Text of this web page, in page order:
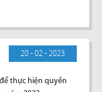
20 - 02 - 2023
thực hiện quyền